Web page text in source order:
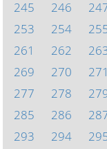
245
246
253
254
261
262
269
270 271
277
278
285
286
293
294